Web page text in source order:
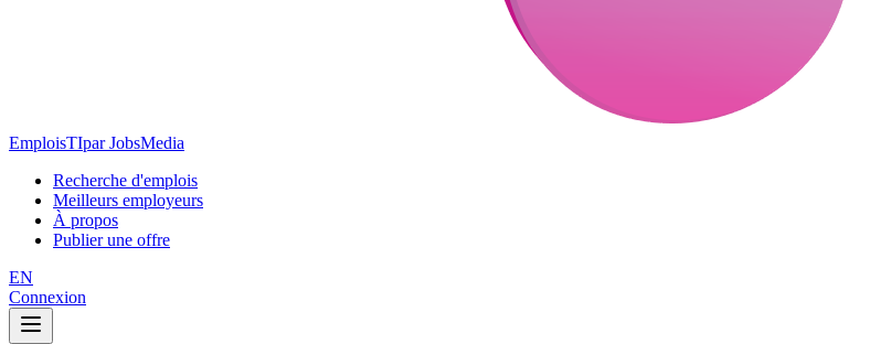
EmploisTIpar JobsMedia
Recherche d'emplois
Meilleurs employeurs
À propos
Publier une offre
EN
Connexion